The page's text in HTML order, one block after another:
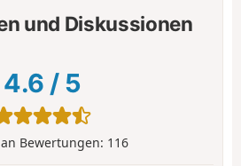
und Diskussionen
4.6 / 5
Bewertungen: 116